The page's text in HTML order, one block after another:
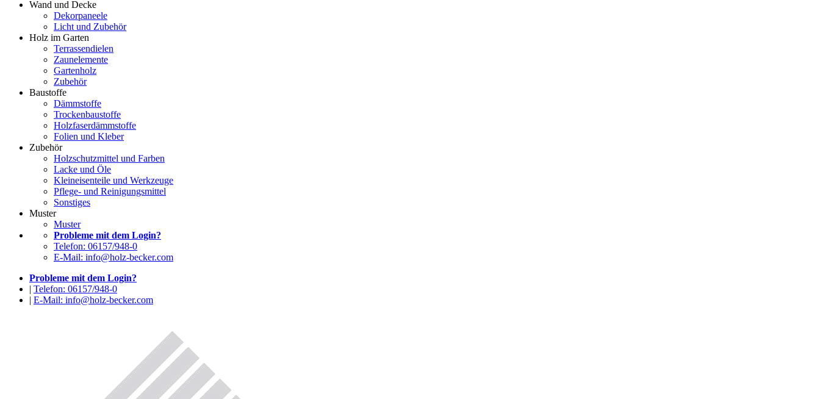
Wand und Decke
Dekorpaneele
Licht und Zubehör
Holz im Garten
Terrassendielen
Zaunelemente
Gartenholz
Zubehör
Baustoffe
Dämmstoffe
Trockenbaustoffe
Holzfaserdämmstoffe
Folien und Kleber
Zubehör
Holzschutzmittel und Farben
Lacke und Öle
Kleineisenteile und Werkzeuge
Pflege- und Reinigungsmittel
Sonstiges
Muster
Muster
Probleme mit dem Login?
Telefon: 06157/948-0
E-Mail: info@holz-becker.com
Probleme mit dem Login?
| Telefon: 06157/948-0
| E-Mail: info@holz-becker.com